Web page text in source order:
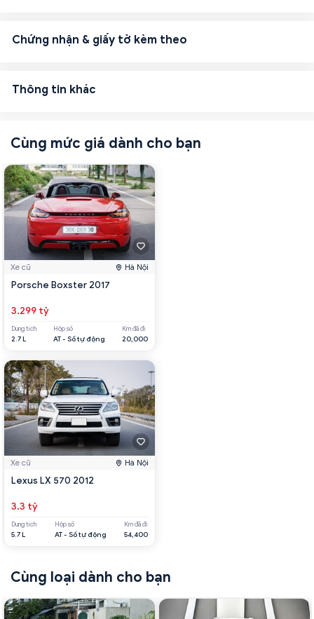
Chứng nhận & giấy tờ kèm theo
Thông tin khác
Cùng mức giá dành cho bạn
Xe cũ Hà Nội
Porsche Boxster 2017
3.299 tỷ
Dung tích
2.7 L
Hộp số
AT - Số tự động
Km đã đi
20,000
Xe cũ Hà Nội
Lexus LX 570 2012
3.3 tỷ
Dung tích
5.7 L
Hộp số
AT - Số tự động
Km đã đi
54,400
Cùng loại dành cho bạn